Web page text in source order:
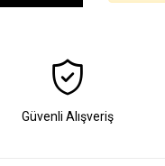
Güvenli Alışveriş